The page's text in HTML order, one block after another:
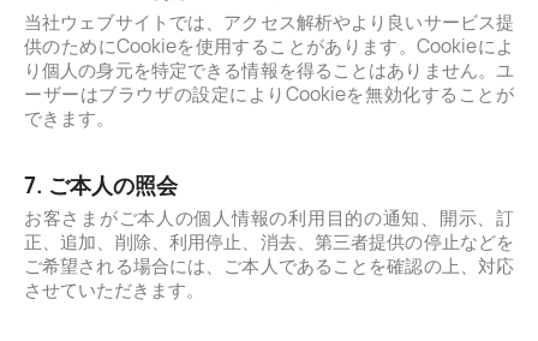
当社ウェブサイトでは、アクセス解析やより良いサービス提
供のためにCookieを使用することがあります。Cookieによ
り個人の身元を特定できる情報を得ることはありません。ユ
ーザーはブラウザの設定によりCookieを無効化することが
できます。
7. ご本人の照会
お客さまがご本人の個人情報の利用目的の通知、開示、訂
正、追加、削除、利用停止、消去、第三者提供の停止などを
ご希望される場合には、ご本人であることを確認の上、対応
させていただきます。